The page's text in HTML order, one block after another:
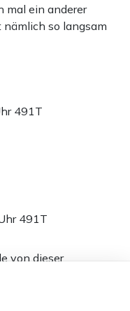
mal ein anderer
so langsam
491T
491T
von dieser